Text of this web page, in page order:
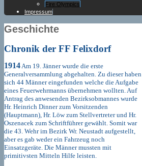
Fire Olympics
Impressum
Geschichte
Chronik der FF Felixdorf
1914Am 19. Jänner wurde die erste
Generalversammlung abgehalten. Zu dieser haben
sich 44 Männer eingefunden welche die Aufgabe
eines Feuerwehrmanns übernehmen wollten. Auf
Antrag des anwesenden Bezirksobmannes wurde
Hr. Heinrich Dinner zum Vorsitzenden
(Hauptmann), Hr. Löw zum Stellvertreter und Hr.
Oszenacek zum Schriftführer gewählt. Somit war
die 43. Wehr im Bezirk Wr. Neustadt aufgestellt,
aber es gab weder ein Fahrzeug noch
Einsatzgeräte. Die Männer mussten mit
primitivsten Mitteln Hilfe leisten.